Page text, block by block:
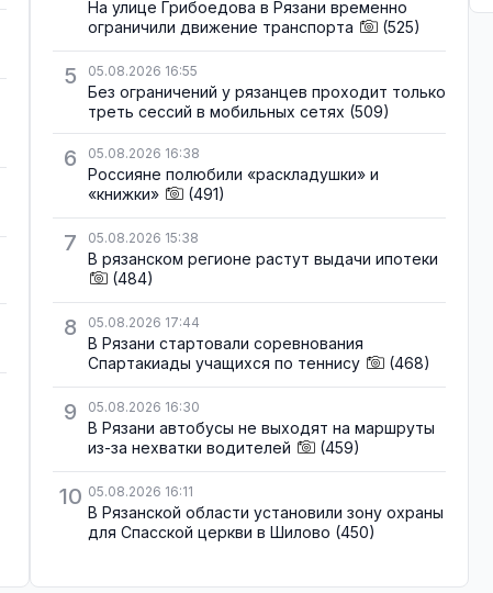
На улице Грибоедова в Рязани временно
ограничили движение транспорта
(525)
5 05.08.2026 16:55
Без ограничений у рязанцев проходит только
треть сессий в мобильных сетях (509)
6 05.08.2026 16:38
Россияне полюбили «раскладушки» и
«книжки»
(491)
7 05.08.2026 15:38
В рязанском регионе растут выдачи ипотеки
(484)
8 05.08.2026 17:44
В Рязани стартовали соревнования
Спартакиады учащихся по теннису
(468)
9 05.08.2026 16:30
В Рязани автобусы не выходят на маршруты
из-за нехватки водителей
(459)
10 05.08.2026 16:11
В Рязанской области установили зону охраны
для Спасской церкви в Шилово (450)